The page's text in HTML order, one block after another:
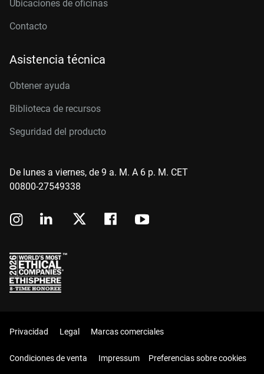
Ubicaciones de oficinas
Contacto
Asistencia técnica
Obtener ayuda
Biblioteca de recursos
Seguridad del producto
De lunes a viernes, de 9 a. M. A 6 p. M. CET
00800-27549338
Privacidad Legal Marcas comerciales
Condiciones de venta Impressum Preferencias sobre cookies